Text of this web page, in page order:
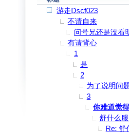
游走Dscf023
不请自来
问号兄还是没看
有请背心
1
是
2
为了说明问
3
你难道觉
舒什么服
Re: 舒